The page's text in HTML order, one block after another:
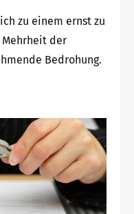
zu einem ernst zu
Mehrheit der
Bedrohung.